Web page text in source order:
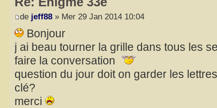
de jeff88 » Mer 29 Jan 2014 10:04
Bonjour
j ai beau tourner la grille dans tous les
faire la conversation
question du jour doit on garder les
clé?
merci